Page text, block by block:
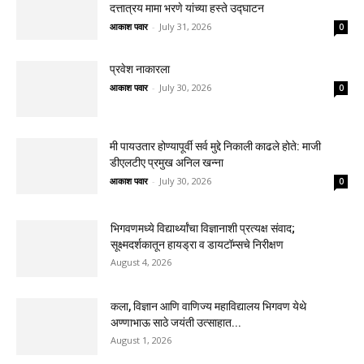
दत्तात्रय मामा भरणे यांच्या हस्ते उद्घाटन
आकाश पवार - July 31, 2026 0
प्रवेश नाकारला
आकाश पवार - July 30, 2026 0
मी पायउतार होण्यापूर्वी सर्व मुद्दे निकाली काढले होते: माजी
डीएलटीए प्रमुख अनिल खन्ना
आकाश पवार - July 30, 2026 0
भिगवणमध्ये विद्यार्थ्यांचा विज्ञानाशी प्रत्यक्ष संवाद;
सूक्ष्मदर्शकातून हायड्रा व डायटॉम्सचे निरीक्षण
August 4, 2026
कला, विज्ञान आणि वाणिज्य महाविद्यालय भिगवण येथे
अण्णाभाऊ साठे जयंती उत्साहात...
August 1, 2026